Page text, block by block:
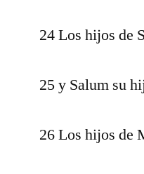
24 Los hijos de
25 y Salum su
26 Los hijos de